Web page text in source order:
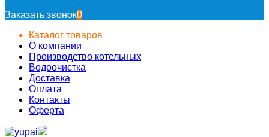
Заказать звонок0
Каталог товаров
О компании
Производство котельных
Водоочистка
Доставка
Оплата
Контакты
Оферта